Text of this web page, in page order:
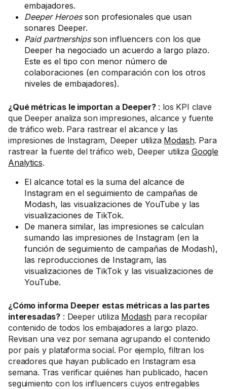
embajadores.
Deeper Heroesson profesionales que usan
sonares Deeper.
Paid partnershipsson influencers con los que
Deeper ha negociado un acuerdo a largo plazo.
Este es el tipo con menor número de
colaboraciones (en comparación con los otros
niveles de embajadores).
¿Qué métricas le importan a Deeper?: los KPI clave
que Deeper analiza son impresiones, alcance y fuente
de tráfico web. Para rastrear el alcance y las
impresiones de Instagram, Deeper utiliza Modash. Para
rastrear la fuente del tráfico web, Deeper utiliza Google
Analytics.
El alcance total es la suma del alcance de
Instagram en el seguimiento de campañas de
Modash, las visualizaciones de YouTube y las
visualizaciones de TikTok.
De manera similar, las impresiones se calculan
sumando las impresiones de Instagram (en la
función de seguimiento de campañas de Modash),
las reproducciones de Instagram, las
visualizaciones de TikTok y las visualizaciones de
YouTube.
¿Cómo informa Deeper estas métricas a las partes
interesadas? : Deeper utiliza Modash para recopilar
contenido de todos los embajadores a largo plazo.
Revisan una vez por semana agrupando el contenido
por país y plataforma social. Por ejemplo, filtran los
creadores que hayan publicado en Instagram esa
semana. Tras verificar quiénes han publicado, hacen
seguimiento con los influencers cuyos entregables